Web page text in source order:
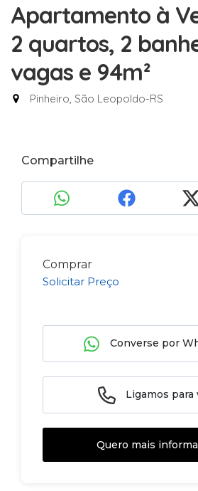
Apartamento à
2 quartos, 2
vagas e 94m²
Pinheiro, São Leopoldo-RS
Compartilhe
Comprar
Solicitar Preço
Converse por
Ligamos para
Quero mais